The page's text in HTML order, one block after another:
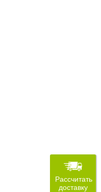
Рассчитать
доставку